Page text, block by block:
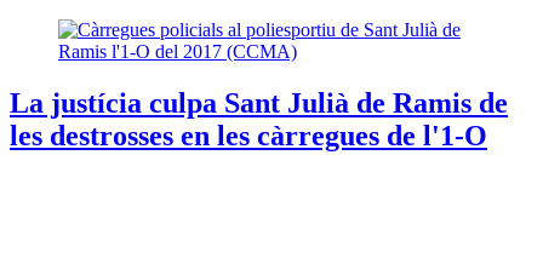
La justícia culpa Sant Julià de Ramis de
les destrosses en les càrregues de l'1-O